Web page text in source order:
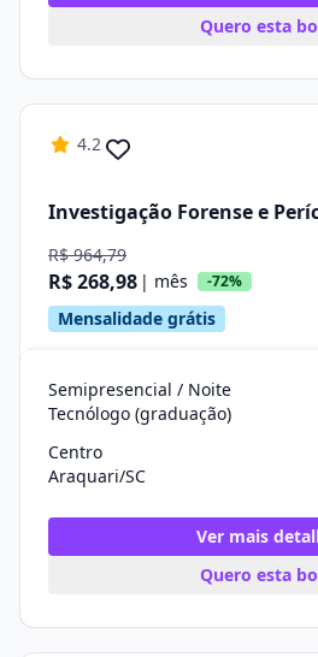
Quero esta
4.2
Investigação Forense e
R$ 964,79
R$ 268,98 | mês -72%
Mensalidade grátis
Semipresencial / Noite
Tecnólogo (graduação)
Centro
Araquari/SC
Ver mais
Quero esta